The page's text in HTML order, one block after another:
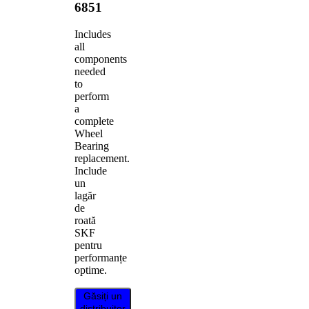
6851
Includes
all
components
needed
to
perform
a
complete
Wheel
Bearing
replacement.
Include
un
lagăr
de
roată
SKF
pentru
performanțe
optime.
Găsiți un